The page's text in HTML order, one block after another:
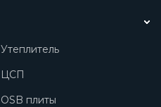
Утеплитель
ЦСП
OSB плиты